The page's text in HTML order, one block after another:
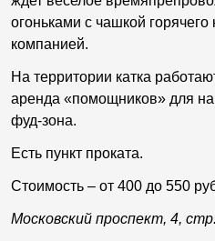
огоньками с чашкой
компанией.
На территории катка
аренда «помощников» для
фуд-зона.
Есть пункт проката.
Стоимость – от 400 до 550
Московский проспект, 4,